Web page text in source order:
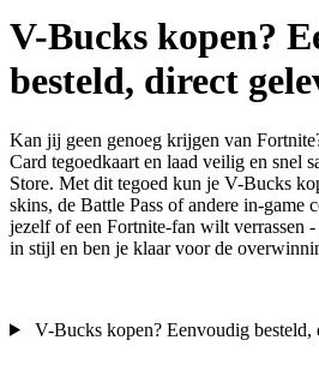
V-Bucks kopen?
besteld, direct
Kan jij geen genoeg krijgen van
Card tegoedkaart en laad veilig en snel
Store. Met dit tegoed kun je V-Bucks
skins, de Battle Pass of andere in-game
jezelf of een Fortnite-fan wilt verrassen
in stijl en ben je klaar voor de
V-Bucks kopen? Eenvoudig besteld,